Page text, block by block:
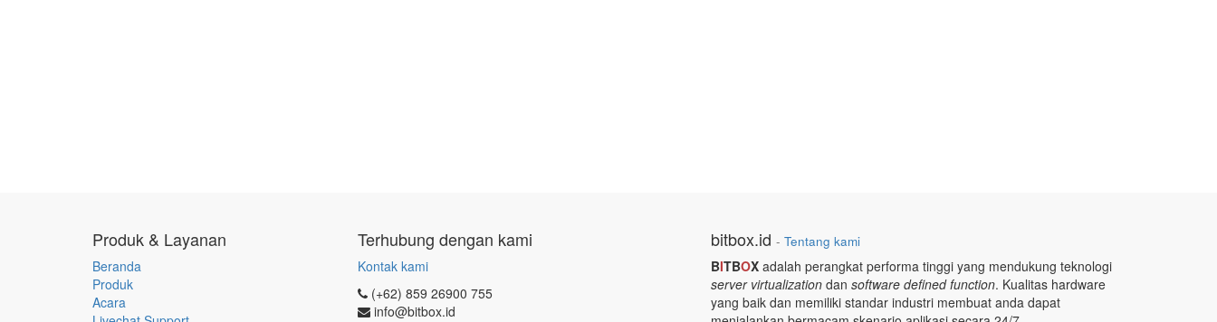
Produk & Layanan
Beranda
Produk
Acara
Terhubung dengan kami
Kontak kami
(+62) 859 26900 755
info@bitbox.id
bitbox.id - Tentang kami
BITBOXadalah perangkat performa tinggi yang mendukung teknologi
server virtualization dan software defined function. Kualitas hardware
yang baik dan memiliki standar industri membuat anda dapat